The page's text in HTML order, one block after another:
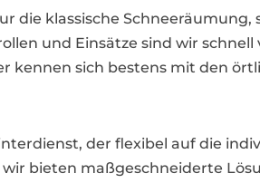
klassische Schneeräumung,
und Einsätze sind wir
kennen sich bestens mit den
der flexibel auf die
bieten maßgeschneiderte